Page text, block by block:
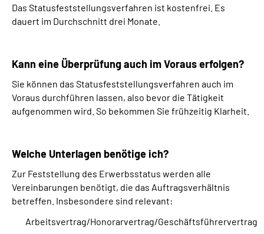
Das Statusfeststellungsverfahren ist kostenfrei. Es
dauert im Durchschnitt drei Monate.
Kann eine Überprüfung auch im Voraus erfolgen?
Sie können das Statusfeststellungsverfahren auch im
Voraus durchführen lassen, also bevor die Tätigkeit
aufgenommen wird. So bekommen Sie frühzeitig Klarheit.
Welche Unterlagen benötige ich?
Zur Feststellung des Erwerbsstatus werden alle
Vereinbarungen benötigt, die das Auftragsverhältnis
betreffen. Insbesondere sind relevant:
Arbeitsvertrag/Honorarvertrag/Geschäftsführervertrag